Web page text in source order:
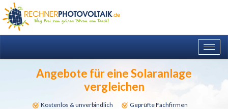
Angebote für eine Solaranlage
vergleichen
Kostenlos & unverbindlich
Geprüfte Fachfirmen